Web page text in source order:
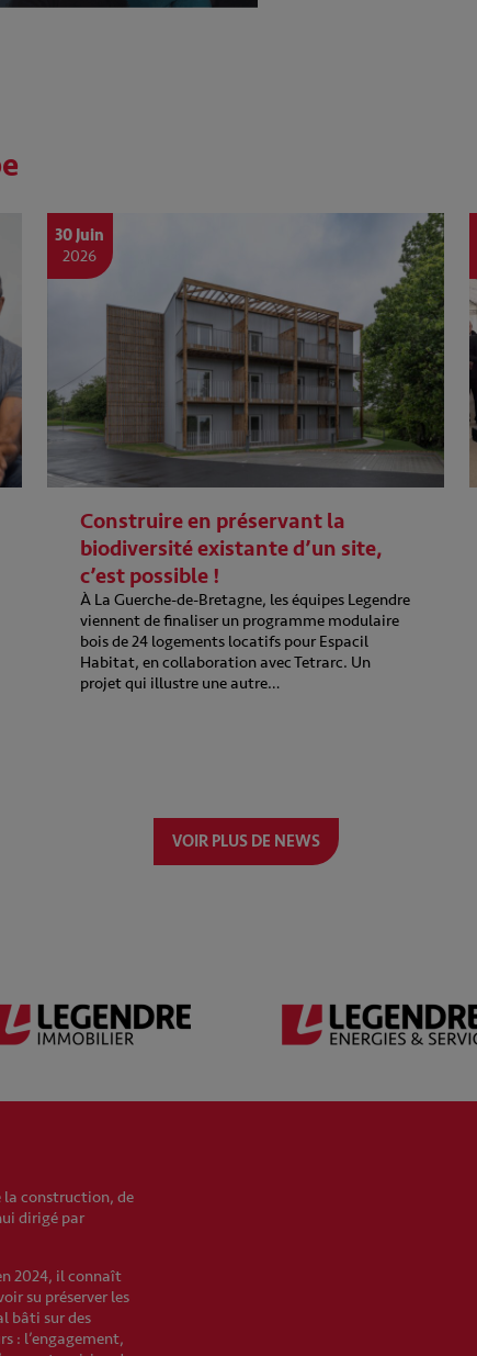
30 Juin
2026
Construire en préservant la
biodiversité existante d’un site,
c’est possible !
À La Guerche-de-Bretagne, les équipes Legendre
viennent de finaliser un programme modulaire
bois de 24 logements locatifs pour Espacil
Habitat, en collaboration avec Tetrarc. Un
projet qui illustre une autre…
VOIR PLUS DE NEWS
la construction, de
dirigé par
2024, il connaît
su préserver les
bâti sur des
: l’engagement,